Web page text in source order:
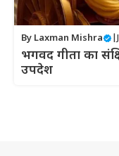
By Laxman Mishra
भगवद गीता का
उपदेश